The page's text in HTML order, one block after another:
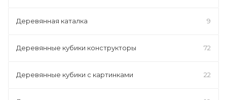
Деревянная каталка 9
Деревянные кубики конструкторы 72
Деревянные кубики с картинками 22